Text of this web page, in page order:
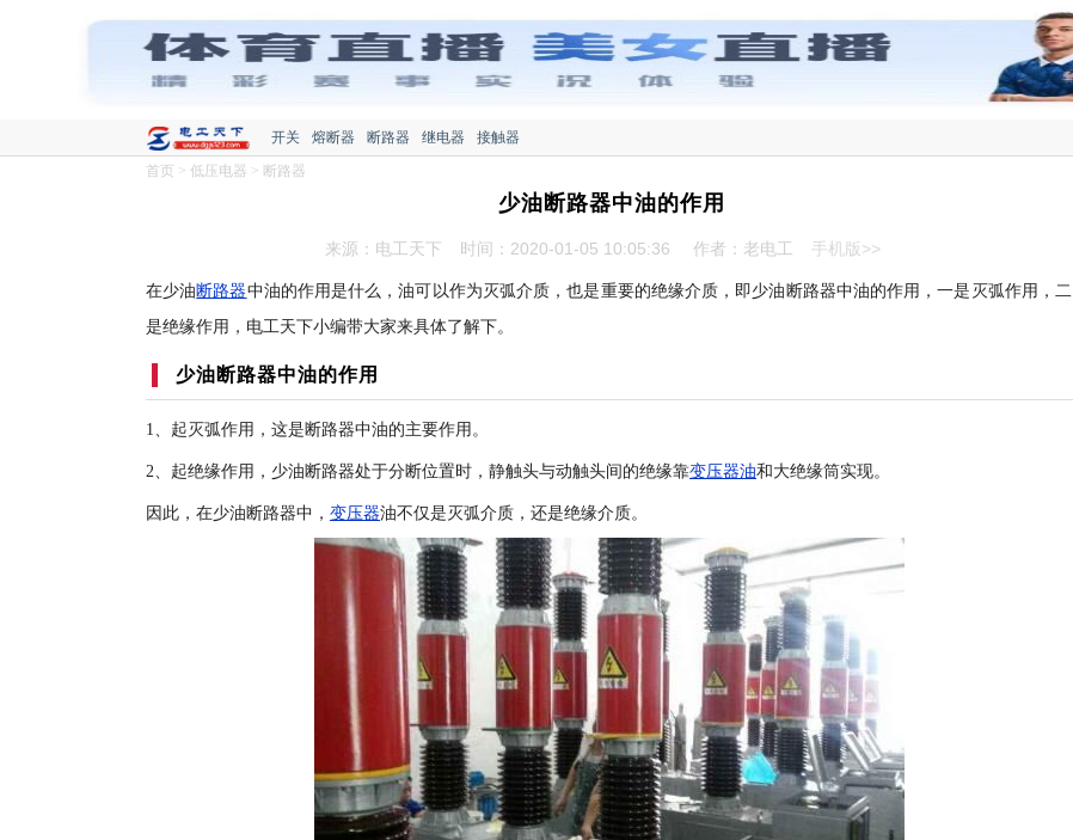
开关 熔断器 断路器 继电器
接触器
首页 > 低压电器 > 断路器
少油断路器中油的作用
来源：电工天下 时间：2020-01-05 10:05:36 作者：老电工 手机版>>
在少油断路器中油的作用是什么，油可以作为灭弧介质，也是重要的绝缘介质，即少油断路器中油的作用，一是灭弧作用，二
是绝缘作用，电工天下小编带大家来具体了解下。
少油断路器中油的作用
1、起灭弧作用，这是断路器中油的主要作用。
2、起绝缘作用，少油断路器处于分断位置时，静触头与动触头间的绝缘靠变压器油和大绝缘筒实现。
因此，在少油断路器中， 变压器油不仅是灭弧介质，还是绝缘介质。